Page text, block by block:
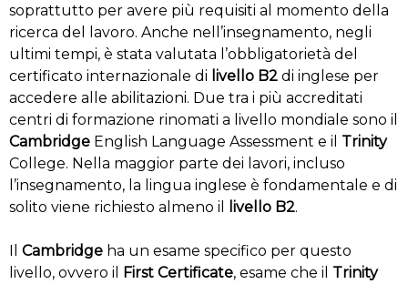
soprattutto per avere più requisiti al momento della
ricerca del lavoro. Anche nell’insegnamento, negli
ultimi tempi, è stata valutata l’obbligatorietà del
certificato internazionale di livello B2 di inglese per
accedere alle abilitazioni. Due tra i più accreditati
centri di formazione rinomati a livello mondiale sono il
Cambridge English Language Assessment e il Trinity
College. Nella maggior parte dei lavori, incluso
l’insegnamento, la lingua inglese è fondamentale e di
solito viene richiesto almeno il
livello B2.
Il Cambridge ha un esame specifico per questo
livello, ovvero il
First Certificate, esame che il Trinity